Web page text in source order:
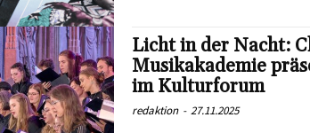
Licht in der Nacht:
Musikakademie
im Kulturforum
redaktion - 27.11.2025